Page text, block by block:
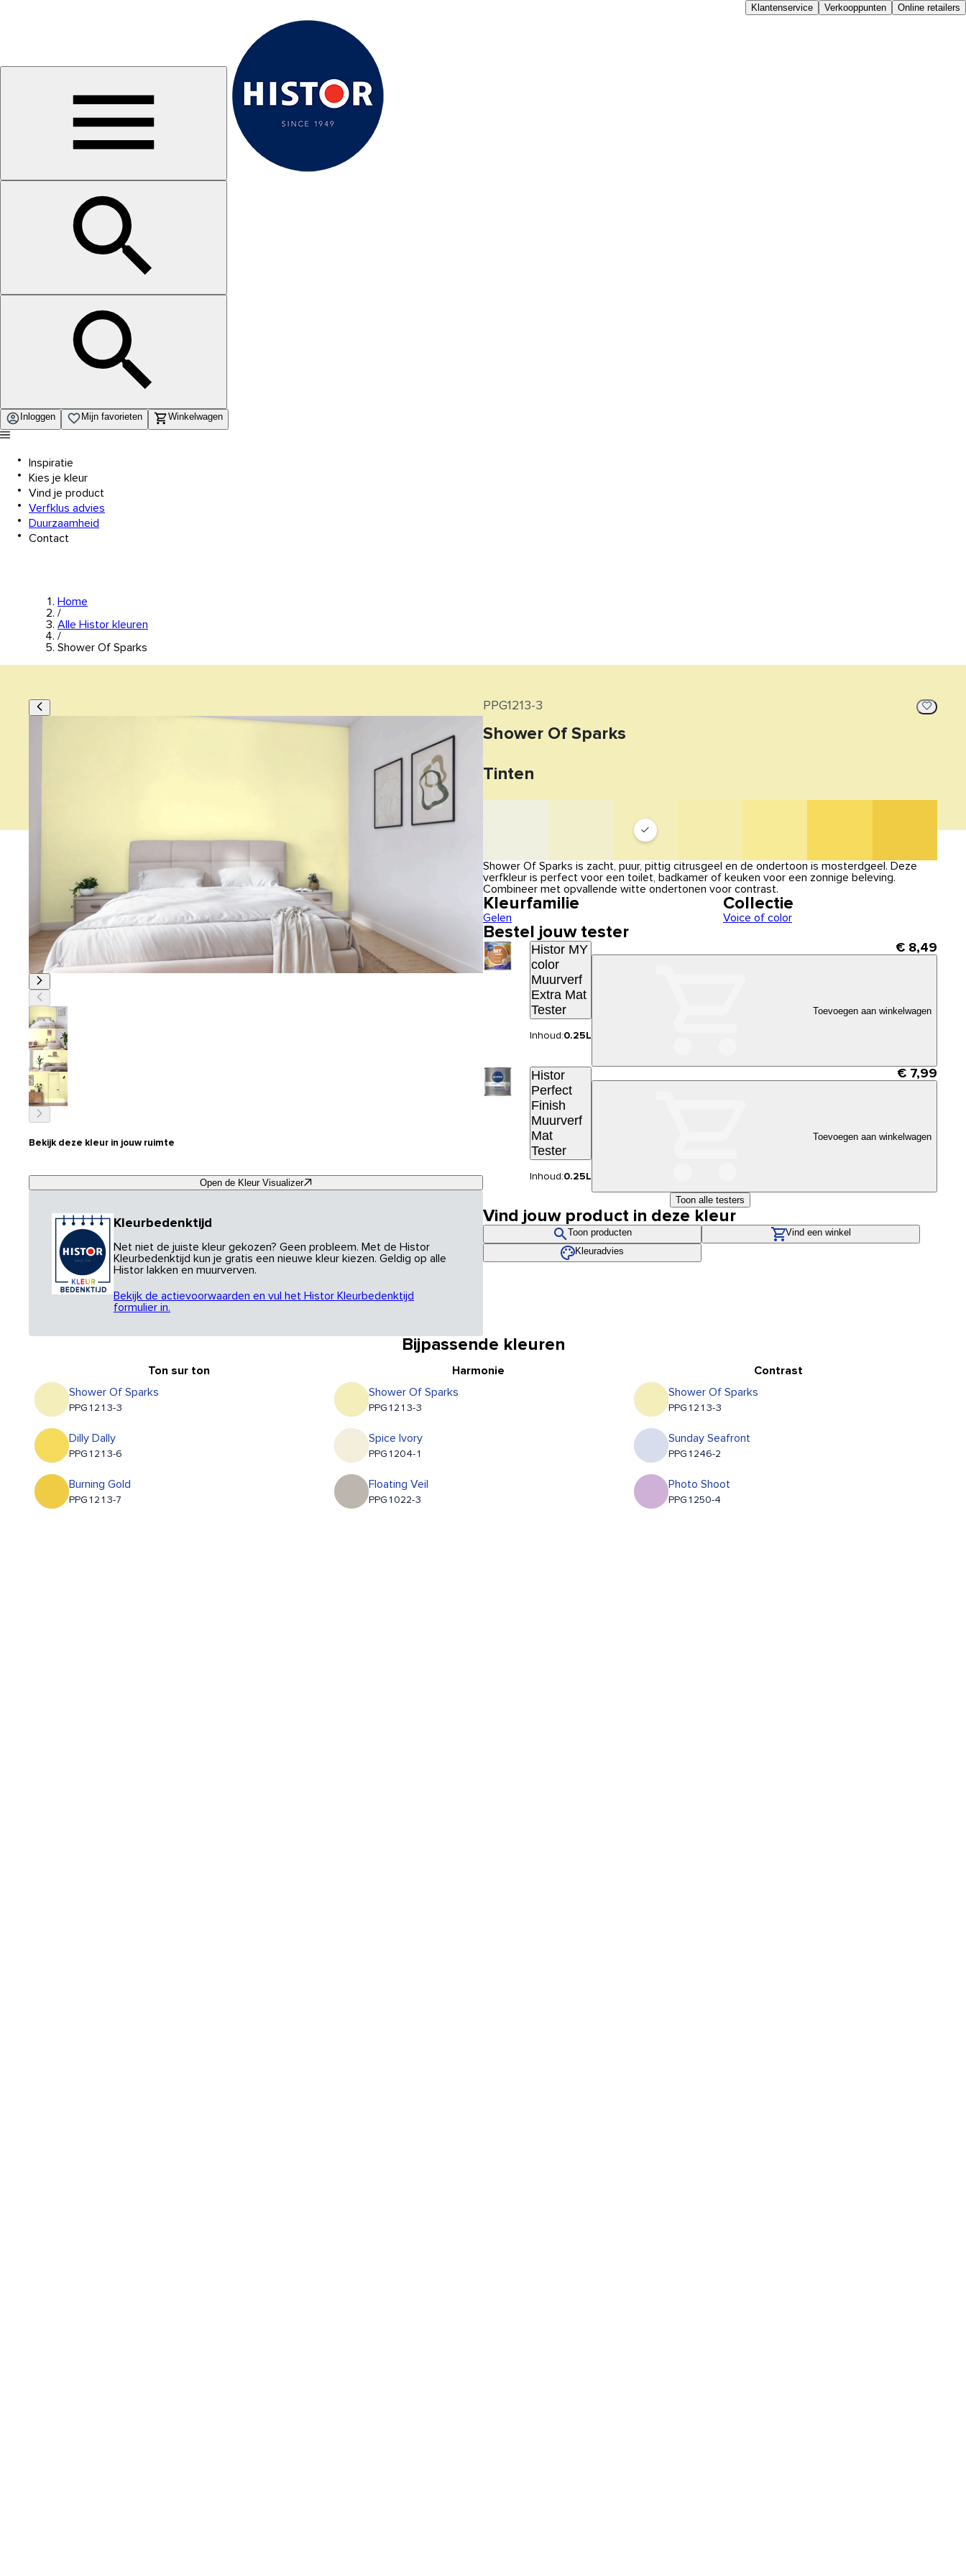
Klantenservice Verkooppunten Online retailers
Inloggen Mijn favorieten Winkelwagen
Inspiratie
Kies je kleur
Vind je product
Verfklus advies
Duurzaamheid
Contact
Home
/
Alle Histor kleuren
/
Shower Of Sparks
Bekijk deze kleur in jouw ruimte
Open de Kleur Visualizer
Kleurbedenktijd
Net niet de juiste kleur gekozen? Geen probleem. Met de Histor
Kleurbedenktijd kun je gratis een nieuwe kleur kiezen. Geldig op alle
Histor lakken en muurverven.
Bekijk de actievoorwaarden en vul het Histor Kleurbedenktijd
formulier in.
PPG1213-3
Shower Of Sparks
Tinten
Shower Of Sparks is zacht, puur, pittig citrusgeel en de ondertoon is mosterdgeel. Deze
verfkleur is perfect voor een toilet, badkamer of keuken voor een zonnige beleving.
Combineer met opvallende witte ondertonen voor contrast.
Kleurfamilie
Gelen
Collectie
Voice of color
Bestel jouw tester
Histor MY
color
Muurverf
Extra Mat
Tester
Inhoud:0.25L
€ 8,49
Toevoegen aan winkelwagen
Histor
Perfect
Finish
Muurverf
Mat
Tester
Inhoud:0.25L
€ 7,99
Toevoegen aan winkelwagen
Toon alle testers
Vind jouw product in deze kleur
Toon producten
Vind een winkel
Kleuradvies
Bijpassende kleuren
Ton sur ton
Shower Of Sparks
PPG1213-3
Dilly Dally
PPG1213-6
Burning Gold
PPG1213-7
Harmonie
Shower Of Sparks
PPG1213-3
Spice Ivory
PPG1204-1
Floating Veil
PPG1022-3
Contrast
Shower Of Sparks
PPG1213-3
Sunday Seafront
PPG1246-2
Photo Shoot
PPG1250-4